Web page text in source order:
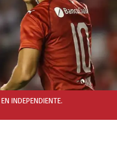
INDEPENDIENTE.